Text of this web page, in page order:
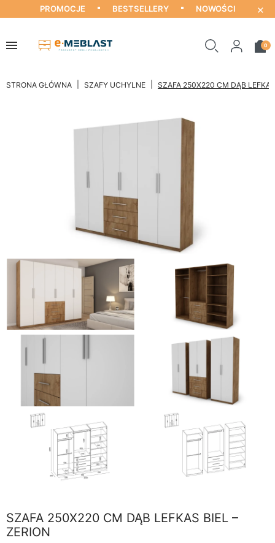
PROMOCJE BESTSELLERY NOWOŚCI ×
0
STRONA GŁÓWNA SZAFY UCHYLNE SZAFA 250X220 CM DĄB
SZAFA 250X220 CM DĄB LEFKAS BIEL –
ZERION